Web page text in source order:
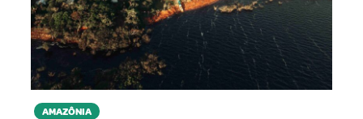
AMAZÔNIA